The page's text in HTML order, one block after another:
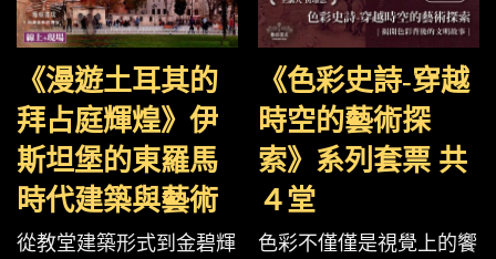
《漫遊土耳其的
拜占庭輝煌》伊
斯坦堡的東羅馬
時代建築與藝術
從教堂建築形式到金碧輝
《色彩史詩-穿越
時空的藝術探
索》系列套票 共
４堂
色彩不僅僅是視覺上的饗